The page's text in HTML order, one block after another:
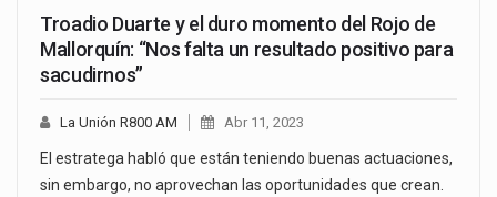
Troadio Duarte y el duro momento del Rojo de
Mallorquín: “Nos falta un resultado positivo para
sacudirnos”
La Unión R800 AM Abr 11, 2023
El estratega habló que están teniendo buenas actuaciones,
sin embargo, no aprovechan las oportunidades que crean.